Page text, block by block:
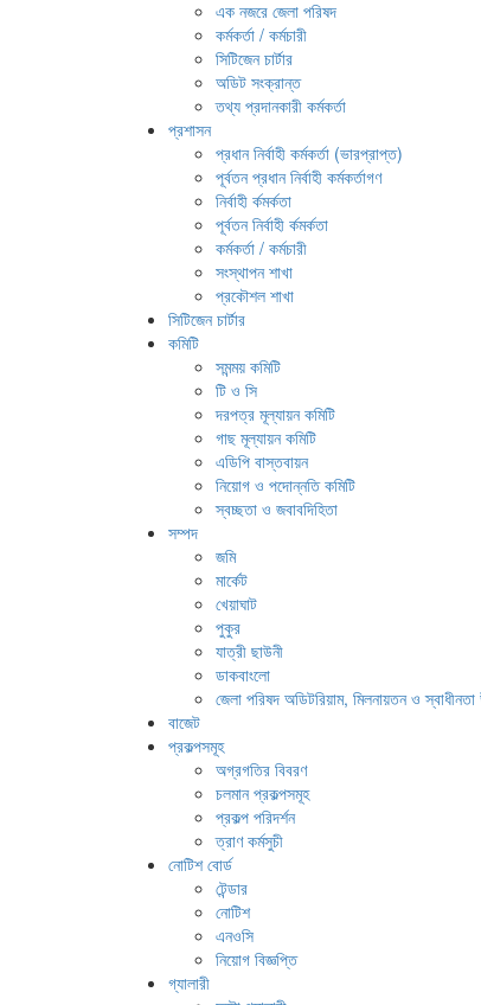
এক নজরে জেলা পরিষদ
কর্মকর্তা / কর্মচারী
সিটিজেন চার্টার
অডিট সংক্রান্ত
তথ্য প্রদানকারী কর্মকর্তা
প্রশাসন
প্রধান নির্বাহী কর্মকর্তা (ভারপ্রাপ্ত)
পূর্বতন প্রধান নির্বাহী কর্মকর্তাগণ
নির্বাহী র্কমর্কতা
পূর্বতন নির্বাহী র্কমর্কতা
কর্মকর্তা / কর্মচারী
সংস্থাপন শাখা
প্রকৌশল শাখা
সিটিজেন চার্টার
কমিটি
সমন্ময় কমিটি
টি ও সি
দরপত্র মূল্যায়ন কমিটি
গাছ মূল্যায়ন কমিটি
এডিপি বাস্তবায়ন
নিয়োগ ও পদোন্নতি কমিটি
স্বচ্ছতা ও জবাবদিহিতা
সম্পদ
জমি
মার্কেট
খেয়াঘাট
পুকুর
যাত্রী ছাউনী
ডাকবাংলো
জেলা পরিষদ অডিটরিয়াম, মিলনায়তন ও স্বাধীনতা
বাজেট
প্রকল্পসমূহ
অগ্রগতির বিবরণ
চলমান প্রকল্পসমূহ
প্রকল্প পরিদর্শন
ত্রাণ কর্মসুচী
নোটিশ বোর্ড
টেন্ডার
নোটিশ
এনওসি
নিয়োগ বিজ্ঞপ্তি
গ্যালারী